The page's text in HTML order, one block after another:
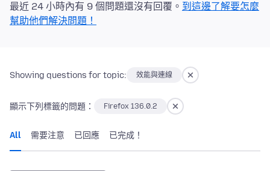
最近 24 小時內有 9 個問題還沒有回覆。 到這邊了解要怎麼
幫助他們解決問題！
Showing questions for topic: 效能與連線
顯示下列標籤的問題： Firefox 136.0.2
All 需要注意 已回應 已完成！